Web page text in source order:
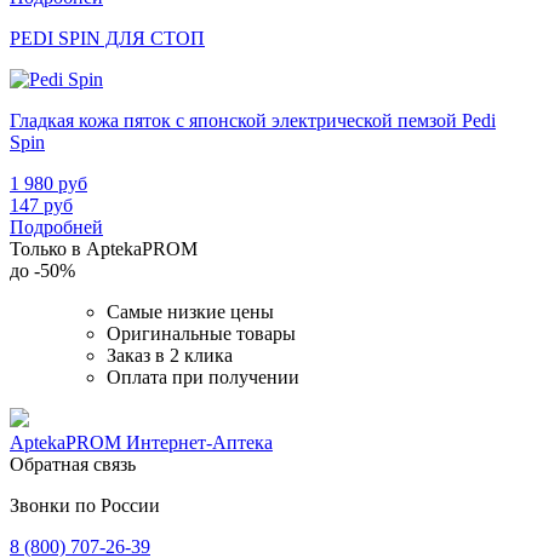
PEDI SPIN ДЛЯ СТОП
Гладкая кожа пяток с японской электрической пемзой Pedi
Spin
1 980 руб
147 руб
Подробней
Только в AptekaPROM
до -50%
Самые низкие цены
Оригинальные товары
Заказ в 2 клика
Оплата при получении
AptekaPROM Интернет-Аптека
Обратная связь
Звонки по России
8 (800) 707-26-39